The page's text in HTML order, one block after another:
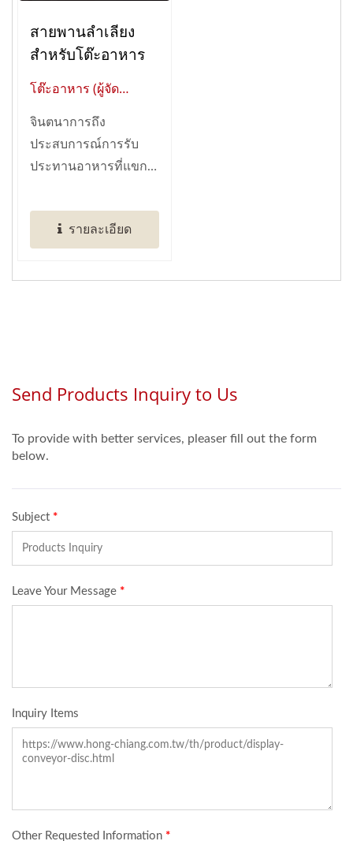
สายพานลำเลียง
สำหรับโต๊ะอาหาร
โต๊ะอาหาร (ผู้จัด
การทำงานอัตโนมัติใน
จินตนาการถึง
ประสบการณ์การรับ
ประทานอาหารที่แขก
ต้องการได้อย่างง่ายดาย
ขณะเดินผ่าน...
รายละเอียด